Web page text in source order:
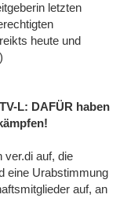
letzten
heute und
L: DAFÜR haben
ver.di auf, die
eine Urabstimmung
auf, an